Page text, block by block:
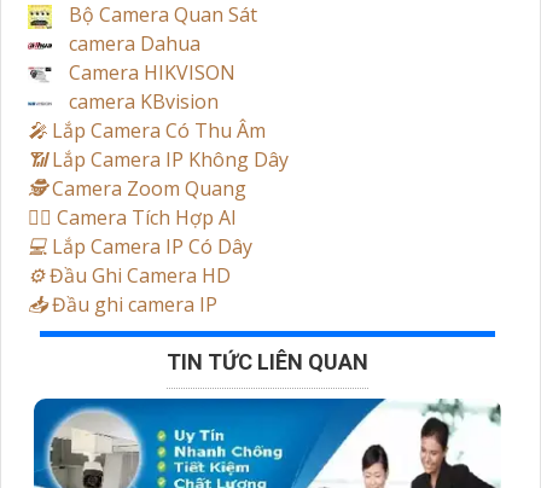
Bộ Camera Quan Sát
camera Dahua
Camera HIKVISON
camera KBvision
️🎤️ Lắp Camera Có Thu Âm
📶Lắp Camera IP Không Dây
🕵️Camera Zoom Quang
🧛‍♀️ Camera Tích Hợp AI
💻 Lắp Camera IP Có Dây
⚙️Đầu Ghi Camera HD
📥Đầu ghi camera IP
TIN TỨC LIÊN QUAN